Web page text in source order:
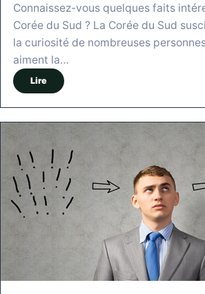
Connaissez-vous quelques faits
Corée du Sud ? La Corée du Sud
la curiosité de nombreuses
aiment la…
Lire